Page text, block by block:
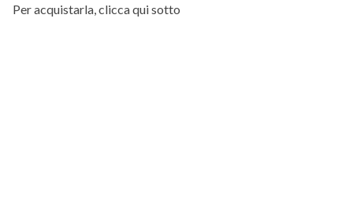
Per acquistarla, clicca qui sotto